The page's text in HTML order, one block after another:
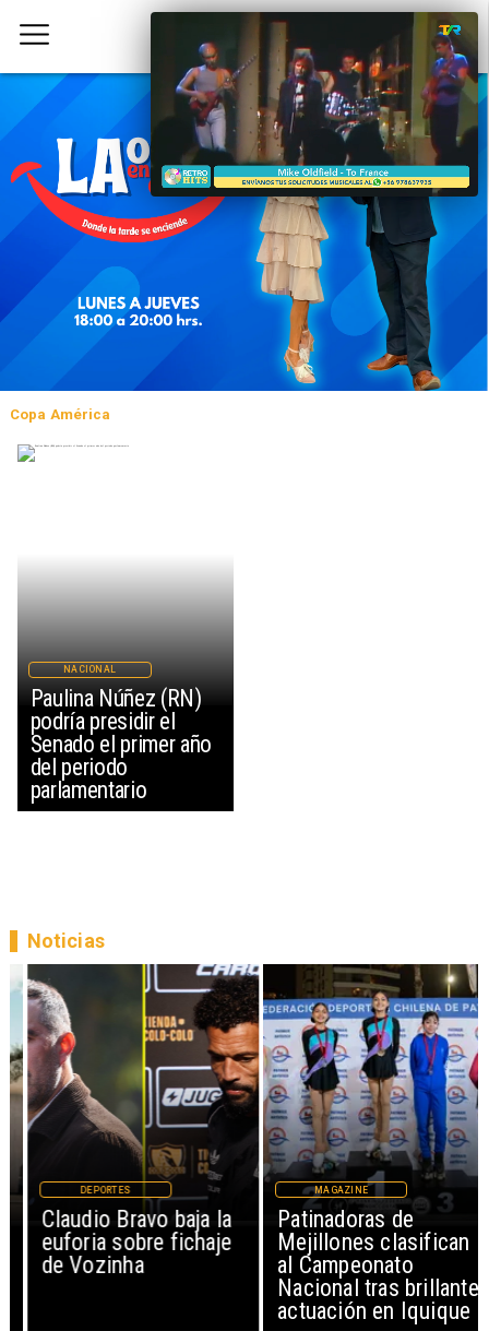
Copa América
Paulina Núñez (RN)
podría presidir el
Senado el primer año
del periodo
parlamentario
NACIONAL
Claudio Bravo baja la
euforia sobre fichaje
de Vozinha
DEPORTES
Patinadoras de
Mejillones clasifican
al Campeonato
Nacional tras brillante
actuación en Iquique
MAGAZINE
Noticias